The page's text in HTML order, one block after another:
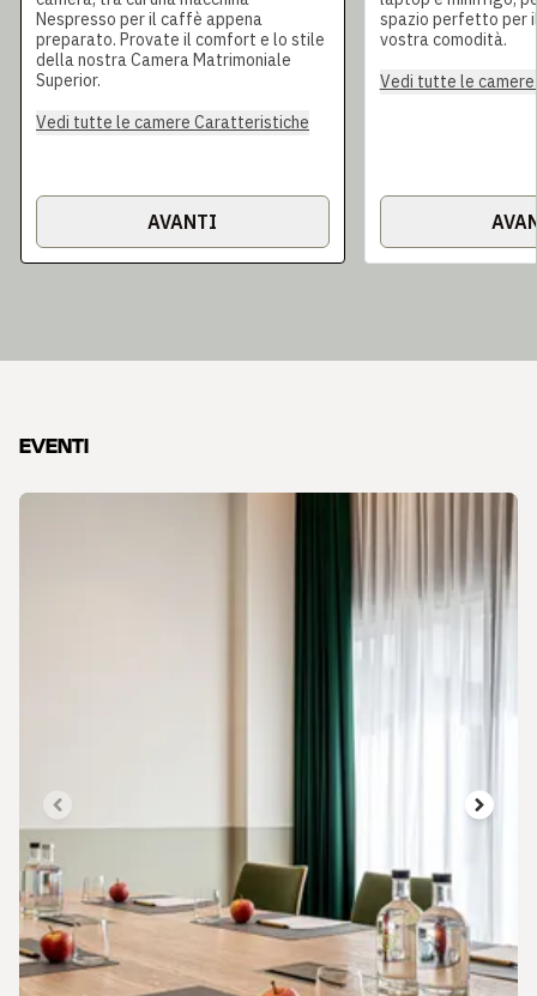
Nespresso per il caffè appena
preparato. Provate il comfort e lo stile
della nostra Camera Matrimoniale
Superior.
Vedi tutte le camere Caratteristiche
AVANTI
spazio perfetto per
vostra comodità.
Vedi tutte le
EVENTI
Diapositiva 1 di 3